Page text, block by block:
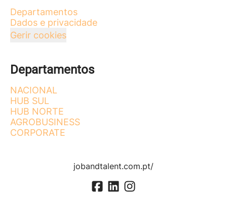
Departamentos
Dados e privacidade
Gerir cookies
Departamentos
NACIONAL
HUB SUL
HUB NORTE
AGROBUSINESS
CORPORATE
jobandtalent.com.pt/